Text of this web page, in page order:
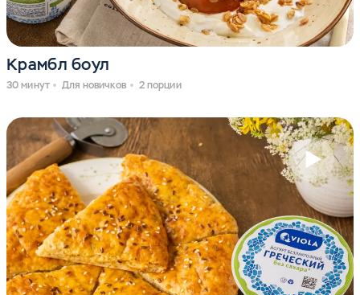
Крамбл боул
30 минут Для новичков 2 порции